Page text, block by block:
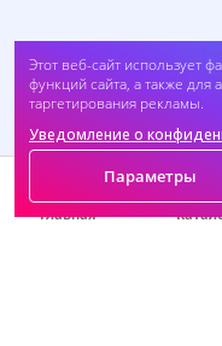
Этот веб-сайт использует
функций сайта, а также для
таргетирования рекламы.
Уведомление о
Параметры
Главная